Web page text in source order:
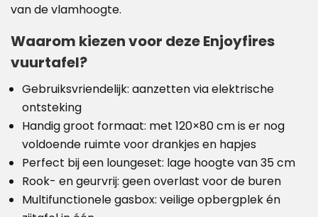
van de vlamhoogte.
Waarom kiezen voor deze Enjoyfires
vuurtafel?
Gebruiksvriendelijk: aanzetten via elektrische
ontsteking
Handig groot formaat: met 120×80 cm is er nog
voldoende ruimte voor drankjes en hapjes
Perfect bij een loungeset: lage hoogte van 35 cm
Rook- en geurvrij: geen overlast voor de buren
Multifunctionele gasbox: veilige opbergplek én